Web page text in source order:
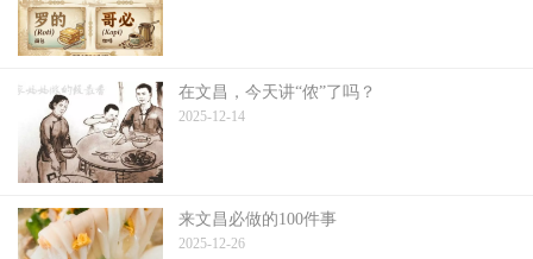
在文昌，今天讲“侬”了吗？
2025-12-14
来文昌必做的100件事
2025-12-26